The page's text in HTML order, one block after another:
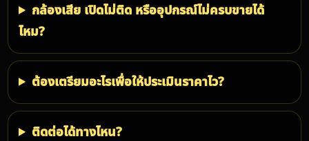
กล้องเสีย เปิดไม่ติด หรืออุปกรณ์ไม่ครบขายได้
ไหม?
ต้องเตรียมอะไรเพื่อให้ประเมินราคาไว?
ติดต่อได้ทางไหน?